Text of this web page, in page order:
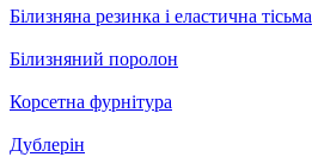
Білизняна резинка і еластична тісьма
Білизняний поролон
Корсетна фурнітура
Дублерін